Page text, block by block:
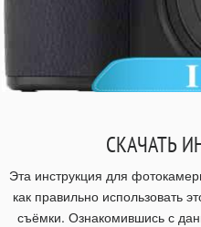
СКАЧАТЬ
Эта инструкция для
как правильно использовать
съёмки. Ознакомившись с